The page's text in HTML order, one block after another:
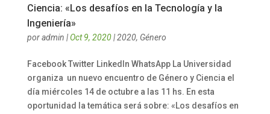
Ciencia: «Los desafíos en la Tecnología y la
Ingeniería»
poradmin | Oct 9, 2020|2020, Género
Facebook Twitter LinkedIn WhatsApp La Universidad
organiza un nuevo encuentro de Género y Ciencia el
día miércoles 14 de octubre a las 11 hs. En esta
oportunidad la temática será sobre: «Los desafíos en